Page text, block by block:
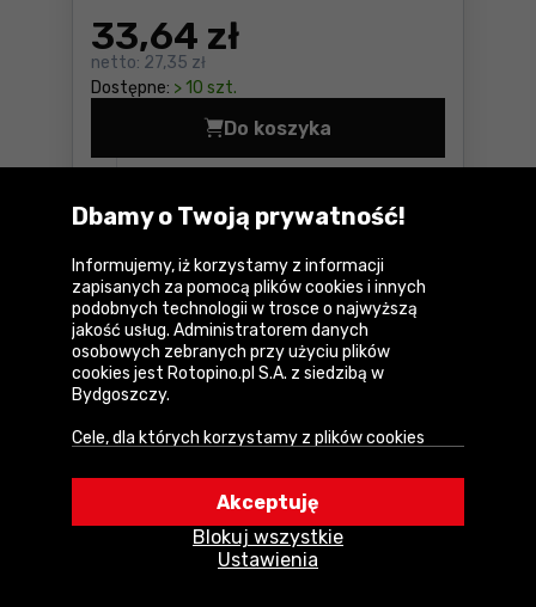
33,64 zł
netto: 27,35 zł
Dostępne: > 10 szt.
Do koszyka
Listwa zasilająca Vorel
Listwa zasilająca Vorel 72535
Porównaj
Dbamy o Twoją prywatność!
Informujemy, iż korzystamy z informacji
zapisanych za pomocą plików cookies i innych
podobnych technologii w trosce o najwyższą
jakość usług. Administratorem danych
osobowych zebranych przy użyciu plików
cookies jest Rotopino.pl S.A. z siedzibą w
Bydgoszczy.
Cele, dla których korzystamy z plików cookies
• Uwierzytelnienie użytkowników w serwisie,
• Optymalizowanie wydajności i szybkości
działania serwisu i usług,Ustawienia
Blokuj wszystkie
Akceptuję